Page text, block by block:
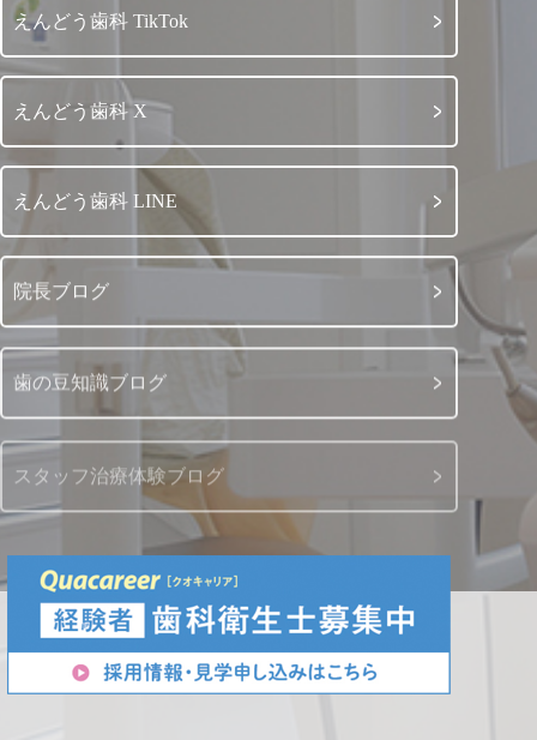
えんどう歯科 TikTok
えんどう歯科 X
えんどう歯科 LINE
院長ブログ
歯の豆知識ブログ
スタッフ治療体験ブログ